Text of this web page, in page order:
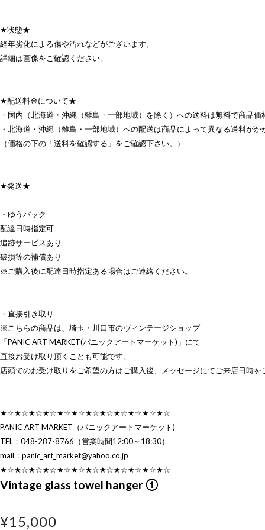
★状態★
経年劣化による傷や汚れなどがございます。
詳細は画像をご確認ください。
★配送料金について★
・国内（北海道・沖縄（離島・一部地域）を除く）への送料は無料で商品価
・北海道・沖縄（離島・一部地域）への配送は商品によって異なる送料がか
（価格の下の「送料を確認する」をご確認下さい。）
★発送★
・ゆうパック
配達日時指定可
追跡サービスあり
破損等の補償あり
※ご購入後に配達日時指定ある場合はご連絡ください。
・直接引き取り
※こちらの商品は、埼玉・川口市のヴィンテージショップ
「PANIC ART MARKET(パニックアートマーケット)」にて
直接お受け取り頂くことも可能です。
店頭でのお受け取りをご希望の方はご購入後、メッセージにてご来店日時を
★☆★☆★☆★☆★☆★☆★☆★☆★☆★☆★☆★☆
PANIC ART MARKET（パニックアートマーケット)
TEL：048-287-8766（営業時間12:00～18:30）
mail： panic_art_market@yahoo.co.jp
★☆★☆★☆★☆★☆★☆★☆★☆★☆★☆★☆★☆
Vintage glass towel hanger ①
¥15,000